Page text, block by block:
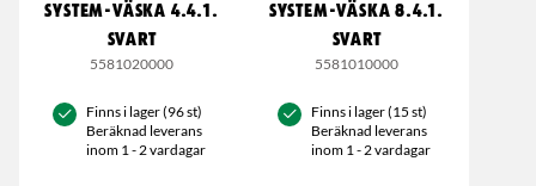
SYSTEM-VÄSKA 4.4.1.
SVART
5581020000
Finns i lager (96 st)
Beräknad leverans
inom 1 - 2 vardagar
SYSTEM-VÄSKA 8.4.1.
SVART
5581010000
Finns i lager (15 st)
Beräknad leverans
inom 1 - 2 vardagar